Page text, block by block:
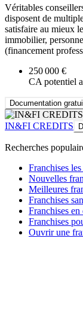
Véritables
disposent de
satisfaire au mieux
immobilier,
(financement
250 000 €
CA potentiel
Documentation
IN&FI CREDITS
Recherches
Franchises
Nouvelles
Meilleures
Franchises
Franchises
Franchises
Ouvrir une